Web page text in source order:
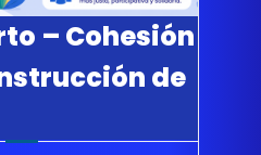
– Cohesión
de